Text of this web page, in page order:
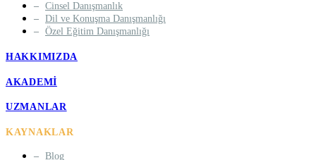
Cinsel Danışmanlık
Dil ve Konuşma Danışmanlığı
Özel Eğitim Danışmanlığı
HAKKIMIZDA
AKADEMI
UZMANLAR
KAYNAKLAR
Blog